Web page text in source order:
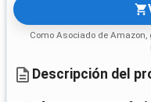
Como Asociado de
Descripción del